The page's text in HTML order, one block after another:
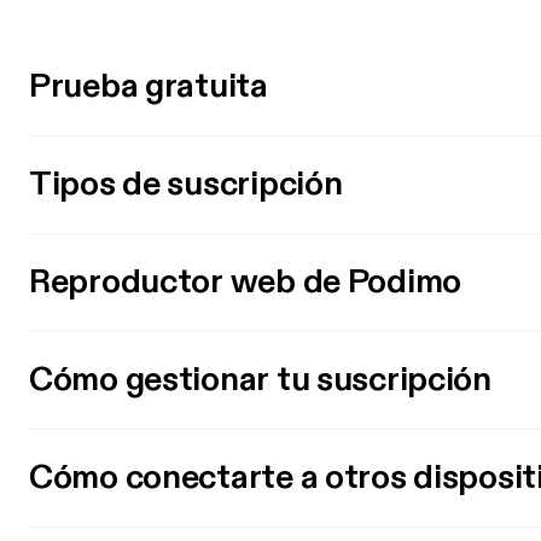
Prueba gratuita
Tipos de suscripción
Reproductor web de Podimo
Cómo gestionar tu suscripción
Cómo conectarte a otros